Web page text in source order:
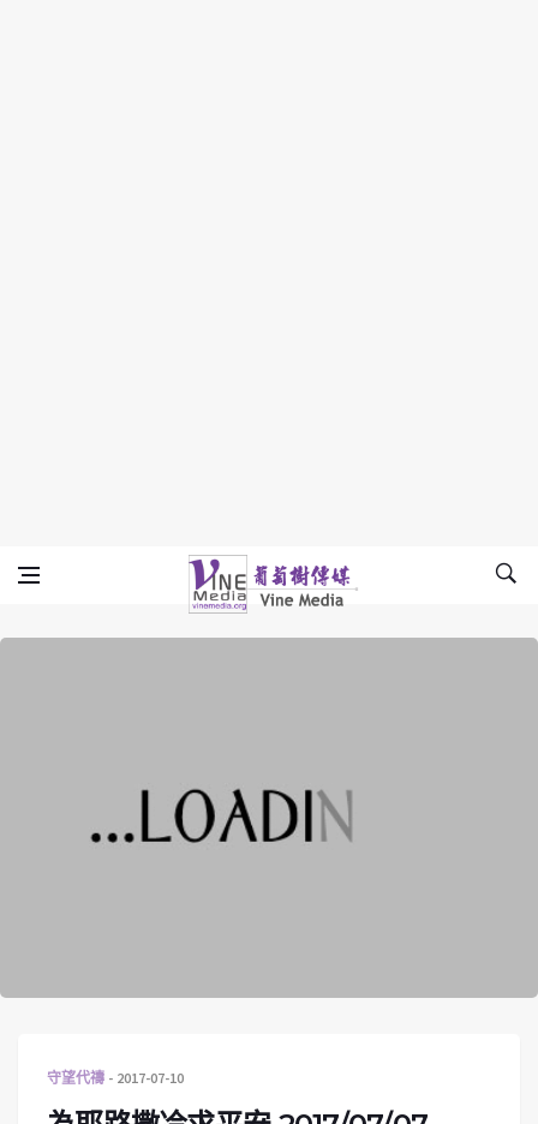
Vine Media
葡萄樹傳媒
守望代禱 2017-07-10